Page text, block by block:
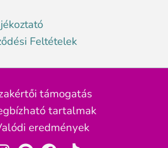
Feltételek
támogatás
tartalmak
eredmények